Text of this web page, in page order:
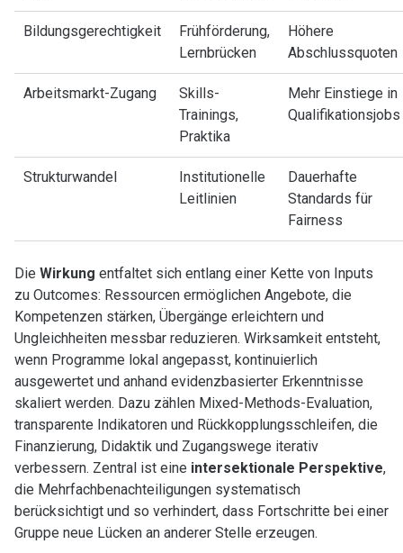
Bildungsgerechtigkeit
Frühförderung,
Lernbrücken
Höhere
Abschlussquoten
Arbeitsmarkt-Zugang
Skills-
Trainings,
Praktika
Mehr Einstiege in
Qualifikationsjobs
Strukturwandel
Institutionelle
Leitlinien
Dauerhafte
Standards für
Fairness
Die Wirkung entfaltet sich entlang einer Kette von Inputs
zu Outcomes: Ressourcen ermöglichen Angebote, die
Kompetenzen stärken, Übergänge erleichtern und
Ungleichheiten messbar reduzieren. Wirksamkeit entsteht,
wenn Programme lokal angepasst, kontinuierlich
ausgewertet und anhand evidenzbasierter Erkenntnisse
skaliert werden. Dazu zählen Mixed-Methods-Evaluation,
transparente Indikatoren und Rückkopplungsschleifen, die
Finanzierung, Didaktik und Zugangswege iterativ
verbessern. Zentral ist eine intersektionale Perspektive,
die Mehrfachbenachteiligungen systematisch
berücksichtigt und so verhindert, dass Fortschritte bei einer
Gruppe neue Lücken an anderer Stelle erzeugen.